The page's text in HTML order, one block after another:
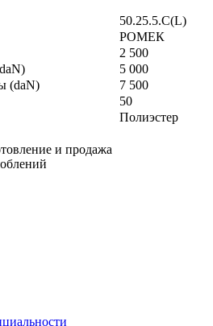
50.25.5.C(L)
РОМЕК
2 500
5 000
(daN)
7 500
50
Полиэстер
и продажа